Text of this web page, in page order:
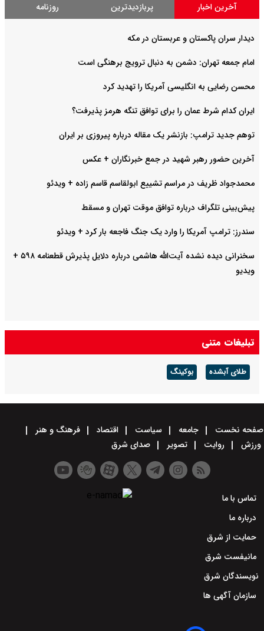
آخرین اخبار پربازدیدترین روزنامه
دیدار سران پاکستان و عربستان در مکه
امام جمعه تهران: دشمن به دنبال ترویج برهنگی است
محسن رضایی به انگلیسی آمریکا را تهدید کرد
ایران کدام شرط عمان را برای توافق تنگه هرمز پذیرفت؟
توهم جدید ترامپ: بازنشر یک مقاله درباره پیروزی بر ایران
آخرین حضور رهبر شهید در جمع خبرنگاران + عکس
محمدجواد ظریف در مراسم تشییع ابولقاسم قاسم زاده + ویدئو
پیش‌بینی تلگراف درباره توافق موقت تهران و مسقط
سندرز: ترامپ آمریکا را وارد یک جنگ فاجعه بار کرد + ویدئو
سخنرانی دیده نشده آیت‌الله هاشمی درباره دلایل پذیرش قطعنامه ۵۹۸ +
ویدیو
تبلیغات متنی
طلای آبشده بوکینگ
صفحه نخست جامعه سیاست اقتصاد
فرهنگ و هنر
ورزش
روایت تصویر صدای شرق
تماس با ما
درباره ما
حمایت از شرق
مانیفست شرق
نویسندگان شرق
سازمان آگهی ها